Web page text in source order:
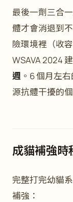
最後一劑三合一
體才會消退到
險環境裡（收
WSAVA 2024
週 。6 個月左
源抗體干擾的個
成貓補強時
完整打完幼貓
補強：